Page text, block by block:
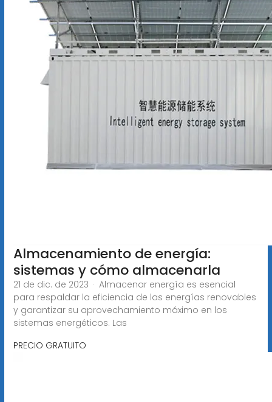
Almacenamiento de energía:
sistemas y cómo almacenarla
21 de dic. de 2023 · Almacenar energía es esencial
para respaldar la eficiencia de las energías renovables
y garantizar su aprovechamiento máximo en los
sistemas energéticos. Las
PRECIO GRATUITO